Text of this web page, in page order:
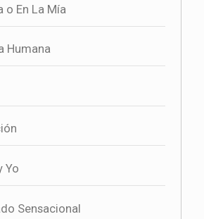
o En La Mía
Humana
Yo
Sensacional